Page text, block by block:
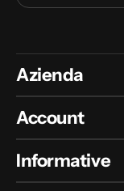
Azienda
Account
Informative